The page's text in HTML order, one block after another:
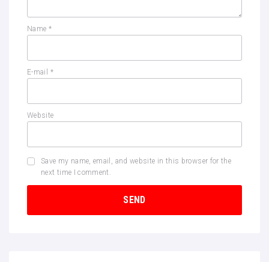
Name *
E-mail *
Website
Save my name, email, and website in this browser for the
next time I comment.